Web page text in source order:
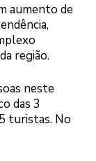
aumento de
região.
neste
das 3
turistas. No